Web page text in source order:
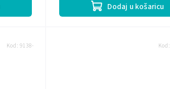
Dodaj u košaricu
Kod:9138- Kod: